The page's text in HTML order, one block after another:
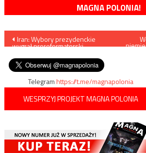
MAGNA POLONIA!
Nawigacja
wpisu
Iran: Wybory prezydenckie
wygrał proreformatorski
Telegramhttps://t.me/magnapolonia
WESPRZYJ PROJEKT MAGNA POLONIA